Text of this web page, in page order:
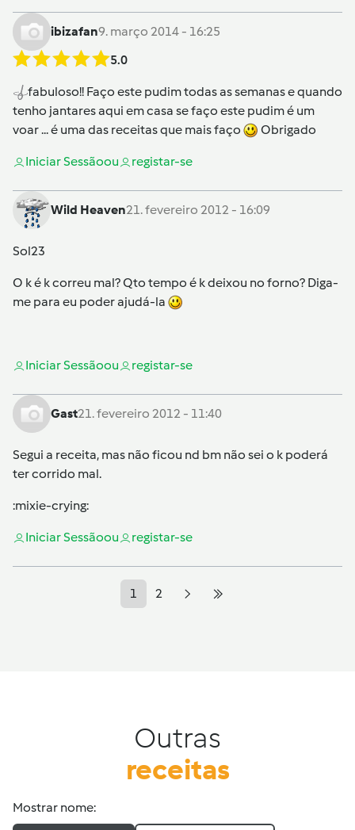
ibizafan9. março 2014 - 16:25
5.0
fabuloso!! Faço este pudim todas as semanas e quando
tenho jantares aqui em casa se faço este pudim é um
voar ... é uma das receitas que mais faço
Obrigado
Iniciar Sessãoou registar-se
Wild Heaven21. fevereiro 2012 - 16:09
Sol23
O k é k correu mal? Qto tempo é k deixou no forno? Diga-
me para eu poder ajudá-la
Iniciar Sessãoou registar-se
Gast21. fevereiro 2012 - 11:40
Segui a receita, mas não ficou nd bm não sei o k poderá
ter corrido mal.
:mixie-crying:
Iniciar Sessãoou registar-se
1 2
Outras
receitas
Mostrar nome: